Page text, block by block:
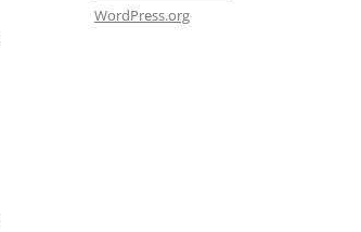
WordPress.org